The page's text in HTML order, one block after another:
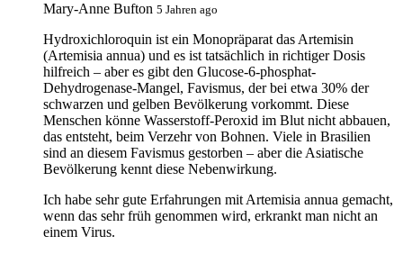
Mary-Anne Bufton 5 Jahren ago
Hydroxichloroquin ist ein Monopräparat das Artemisin
(Artemisia annua) und es ist tatsächlich in richtiger Dosis
hilfreich – aber es gibt den Glucose-6-phosphat-
Dehydrogenase-Mangel, Favismus, der bei etwa 30% der
schwarzen und gelben Bevölkerung vorkommt. Diese
Menschen könne Wasserstoff-Peroxid im Blut nicht abbauen,
das entsteht, beim Verzehr von Bohnen. Viele in Brasilien
sind an diesem Favismus gestorben – aber die Asiatische
Bevölkerung kennt diese Nebenwirkung.
Ich habe sehr gute Erfahrungen mit Artemisia annua gemacht,
wenn das sehr früh genommen wird, erkrankt man nicht an
einem Virus.